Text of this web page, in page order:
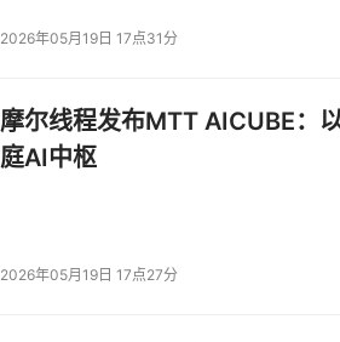
2026年05月19日 17点31分
摩尔线程发布MTT AICUBE：
庭AI中枢
2026年05月19日 17点27分